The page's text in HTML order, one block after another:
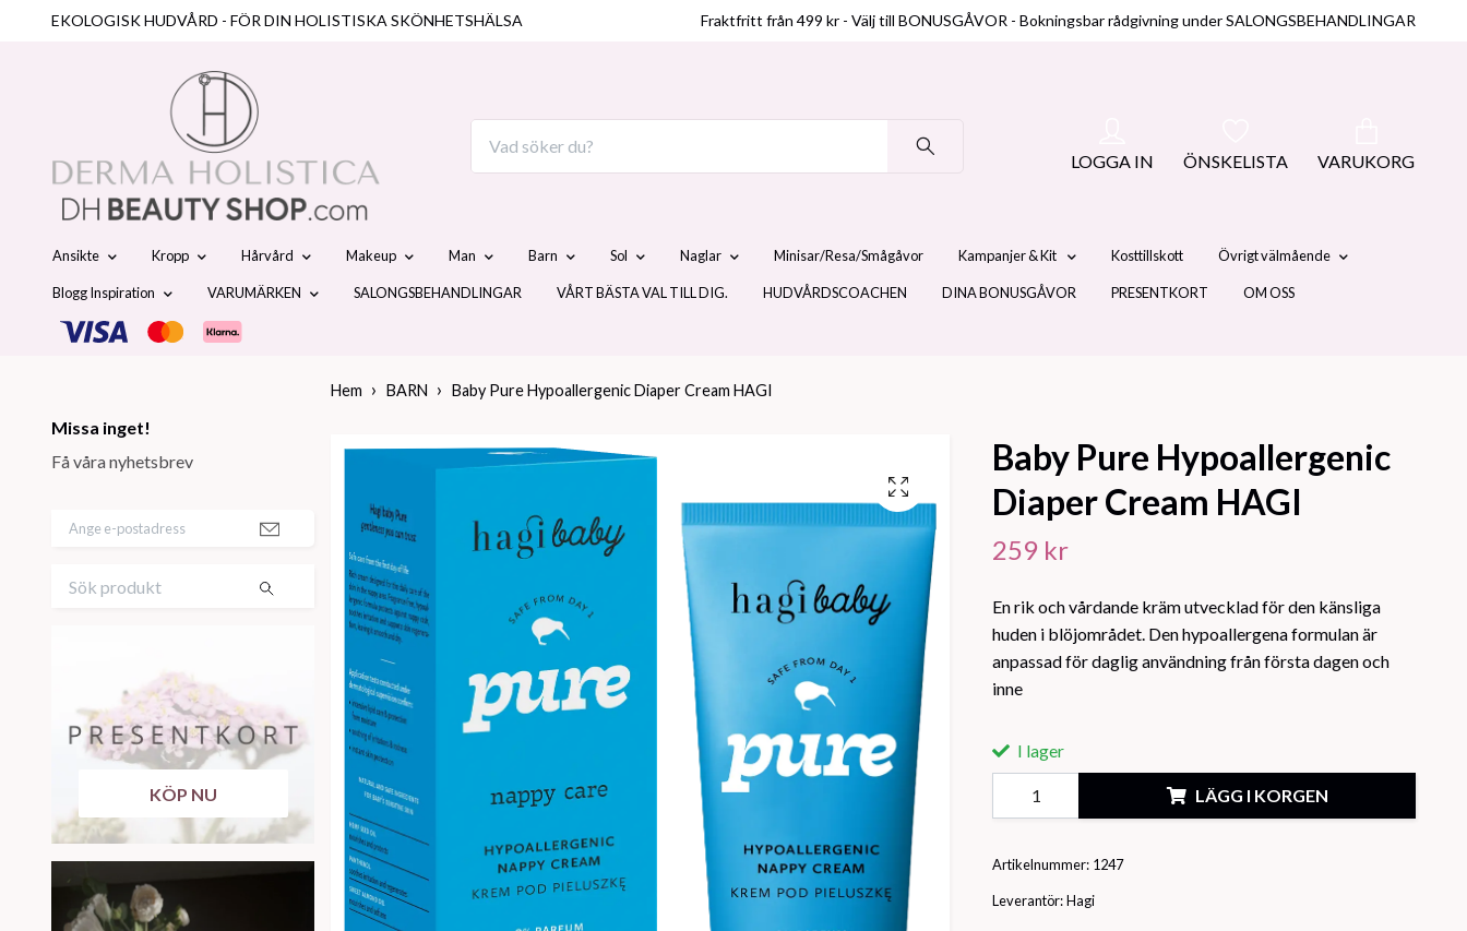
EKOLOGISK HUDVÅRD - FÖR DIN HOLISTISKA SKÖNHETSHÄLSA Fraktfritt från 499 kr - Välj till BONUSGÅVOR - Bokningsbar rådgivning under SALONGSBEHANDLINGAR
LOGGA IN ÖNSKELISTA VARUKORG
Ansikte Kropp Hårvård Makeup Man Barn Sol Naglar Minisar/Resa/Smågåvor Kampanjer & Kit Kosttillskott Övrigt välmående
Blogg Inspiration VARUMÄRKEN SALONGSBEHANDLINGAR VÅRT BÄSTA VAL TILL DIG. HUDVÅRDSCOACHEN DINA BONUSGÅVOR PRESENTKORT OM OSS
Missa inget!
Få våra nyhetsbrev
KÖP NU
Hem BARN Baby Pure Hypoallergenic Diaper Cream HAGI
Baby Pure Hypoallergenic
Diaper Cream HAGI
259 kr
En rik och vårdande kräm utvecklad för den känsliga
huden i blöjområdet. Den hypoallergena formulan är
anpassad för daglig användning från första dagen och
inne
I lager
LÄGG I KORGEN
Artikelnummer: 1247
Leverantör: Hagi